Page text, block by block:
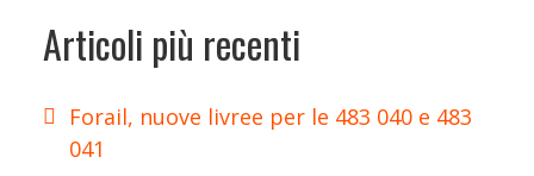
Articoli più recenti
Forail, nuove livree per le 483 040 e 483
041